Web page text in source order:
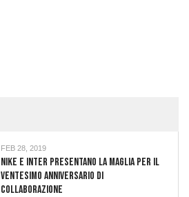
FEB 28, 2019
NIKE E INTER PRESENTANO LA MAGLIA PER IL
VENTESIMO ANNIVERSARIO DI
COLLABORAZIONE